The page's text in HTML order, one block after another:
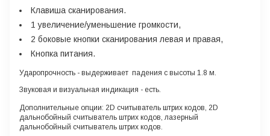
Клавиша сканирования.
1 увеличение/уменьшение громкости,
2 боковые кнопки сканирования левая и правая,
Кнопка питания.
Ударопрочность - выдерживает падения с высоты 1.8 м.
Звуковая и визуальная индикация - есть.
Дополнительные опции: 2D считыватель штрих кодов, 2D
дальнобойный считыватель штрих кодов, лазерный
дальнобойный считыватель штрих кодов.